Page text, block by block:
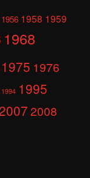
1956 1958 1959
1968
1975 1976
1994 1995
20072008